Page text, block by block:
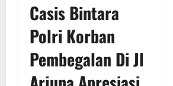
Casis Bintara
Polri Korban
Pembegalan Di Jl